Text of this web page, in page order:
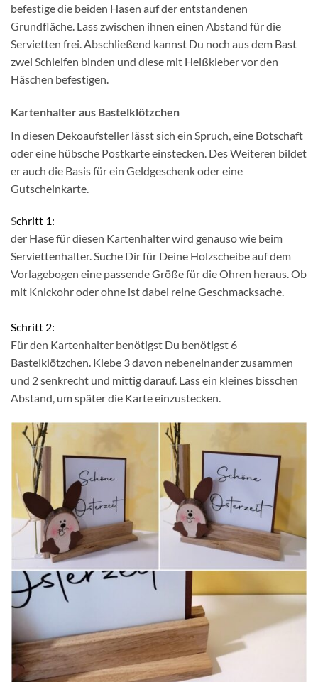
befestige die beiden Hasen auf der entstandenen
Grundfläche. Lass zwischen ihnen einen Abstand für die
Servietten frei. Abschließend kannst Du noch aus dem Bast
zwei Schleifen binden und diese mit Heißkleber vor den
Häschen befestigen.
Kartenhalter aus Bastelklötzchen
In diesen Dekoaufsteller lässt sich ein Spruch, eine Botschaft
oder eine hübsche Postkarte einstecken. Des Weiteren bildet
er auch die Basis für ein Geldgeschenk oder eine
Gutscheinkarte.
Schritt 1:
der Hase für diesen Kartenhalter wird genauso wie beim
Serviettenhalter. Suche Dir für Deine Holzscheibe auf dem
Vorlagebogen eine passende Größe für die Ohren heraus. Ob
mit Knickohr oder ohne ist dabei reine Geschmacksache.
Schritt 2:
Für den Kartenhalter benötigst Du benötigst 6
Bastelklötzchen. Klebe 3 davon nebeneinander zusammen
und 2 senkrecht und mittig darauf. Lass ein kleines bisschen
Abstand, um später die Karte einzustecken.